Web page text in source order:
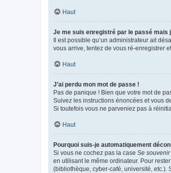
Haut
Je me suis enregistré par le passé mais
Il est possible qu’un administrateur ait
vous arrive, tentez de vous ré-enregistrer
Haut
J’ai perdu mon mot de passe !
Pas de panique ! Bien que votre mot de
Suivez les instructions énoncées et vous
Si toutefois vous ne parveniez pas à
Haut
Pourquoi suis-je automatiquement
Si vous ne cochez pas la case Se
en utilisant le même ordinateur. Pour
(bibliothèque, cyber-café, université, etc.).